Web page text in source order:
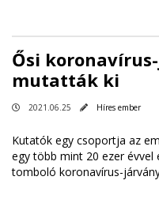
Ősi
mutatták ki
2021.06.25 Híres ember
Kutatók egy csoportja az
egy több mint 20 ezer évvel
tomboló koronavírus-